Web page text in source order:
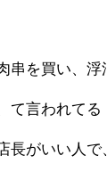
串を買い、
て言われて
長がいい人